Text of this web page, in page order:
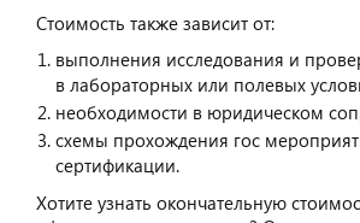
Стоимость также зависит от:
выполнения исследования и
в лабораторных или полевых
необходимости в юридическом
схемы прохождения гос
сертификации.
Хотите узнать окончательную